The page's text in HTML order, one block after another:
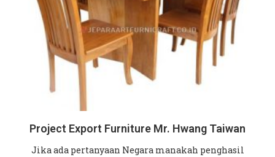
Project Export Furniture Mr. Hwang Taiwan
Jika ada pertanyaan Negara manakah penghasil